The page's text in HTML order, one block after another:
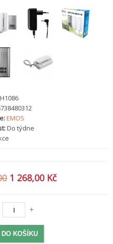
EMOS
Do týdne
1 268,00 Kč
DO KOŠÍKU